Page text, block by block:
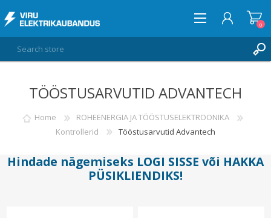
LOG IN
WISHLIST
0
0
TÖÖSTUSARVUTID ADVANTECH
Home
ROHEENERGIA JA TÖÖSTUSELEKTROONIKA
Kontrollerid
Tööstusarvutid Advantech
Hindade nägemiseks LOGI SISSE või HAKKA
PÜSIKLIENDIKS!